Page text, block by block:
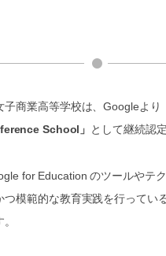
子商業高等学校は、Googleより
School」 として継続認
for Education のツールやテ
つ模範的な教育実践を行ってい